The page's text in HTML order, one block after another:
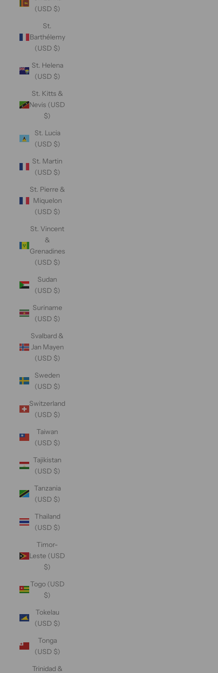
(USD $)
St.
Barthélemy
(USD $)
St. Helena
(USD $)
St. Kitts &
Nevis (USD
$)
St. Lucia
(USD $)
St. Martin
(USD $)
St. Pierre &
Miquelon
(USD $)
St. Vincent
&
Grenadines
(USD $)
Sudan
(USD $)
Suriname
(USD $)
Svalbard &
Jan Mayen
(USD $)
Sweden
(USD $)
Switzerland
(USD $)
Taiwan
(USD $)
Tajikistan
(USD $)
Tanzania
(USD $)
Thailand
(USD $)
Timor-
Leste (USD
$)
Togo (USD
$)
Tokelau
(USD $)
Tonga
(USD $)
Trinidad &